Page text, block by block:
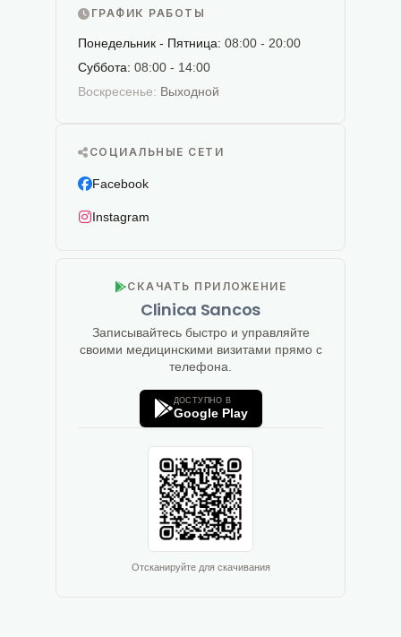
ГРАФИК РАБОТЫ
Понедельник - Пятница: 08:00 - 20:00
Суббота: 08:00 - 14:00
Воскресенье: Выходной
СОЦИАЛЬНЫЕ СЕТИ
Facebook
Instagram
СКАЧАТЬ ПРИЛОЖЕНИЕ
Clinica Sancos
Записывайтесь быстро и управляйте
своими медицинскими визитами прямо с
телефона.
ДОСТУПНО В
Google Play
Отсканируйте для скачивания